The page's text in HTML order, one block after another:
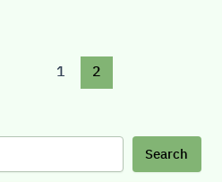
1 2
Search